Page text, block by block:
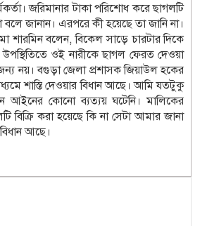
জরিমানার টাকা পরিশোধ করে ছাগলটি
জানান। এরপরে কী হয়েছে তা জানি না।
শারমিন বলেন, বিকেল সাড়ে চারটার দিকে
উপস্থিতিতে ওই নারীকে ছাগল ফেরত দেওয়া
নয়। বগুড়া জেলা প্রশাসক জিয়াউল হকের
শাস্তি দেওয়ার বিধান আছে। আমি যতটুকু
আইনের কোনো ব্যত্যয় ঘটেনি। মালিকের
বিক্রি করা হয়েছে কি না সেটা আমার জানা
আছে।